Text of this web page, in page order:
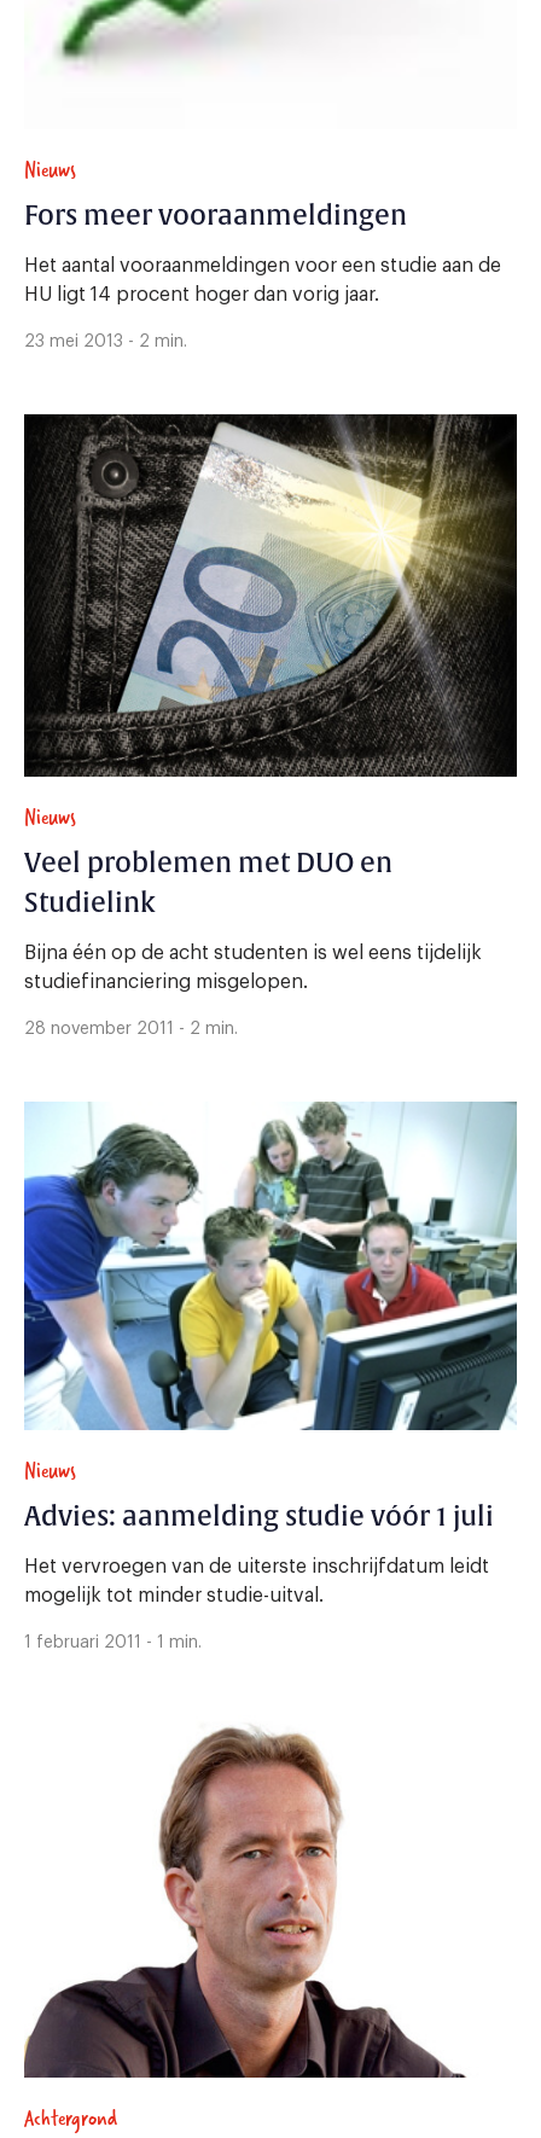
Nieuws
Fors meer vooraanmeldingen
Het aantal vooraanmeldingen voor een studie aan de
HU ligt 14 procent hoger dan vorig jaar.
23 mei 2013 - 2 min.
Nieuws
Veel problemen met DUO en
Studielink
Bijna één op de acht studenten is wel eens tijdelijk
studiefinanciering misgelopen.
28 november 2011 - 2 min.
Nieuws
Advies: aanmelding studie vóór 1 juli
Het vervroegen van de uiterste inschrijfdatum leidt
mogelijk tot minder studie-uitval.
1 februari 2011 - 1 min.
Achtergrond